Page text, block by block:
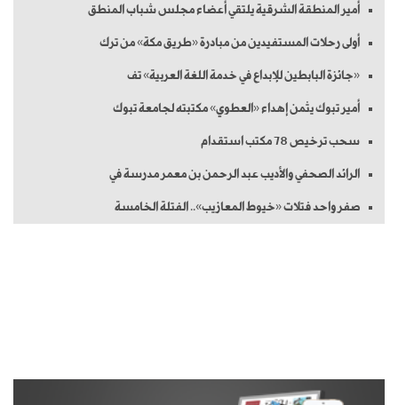
أمير المنطقة الشرقية يلتقي أعضاء مجلس شباب المنطق
أولى رحلات المستفيدين من مبادرة «طريق مكة» من ترك
«جائزة البابطين للإبداع في خدمة اللغة العربية» تف
أمير تبوك يثمن إهداء «العطوي» مكتبته لجامعة تبوك
سحب ترخيص 78 مكتب استقدام
الرائد الصحفي والأديب عبد الرحمن بن معمر مدرسة في
صفر واحد فتلات «خيوط المعازيب».. الفتلة الخامسة